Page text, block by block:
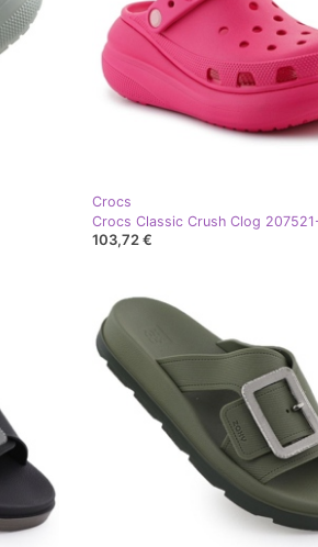
Crocs
103,72 €